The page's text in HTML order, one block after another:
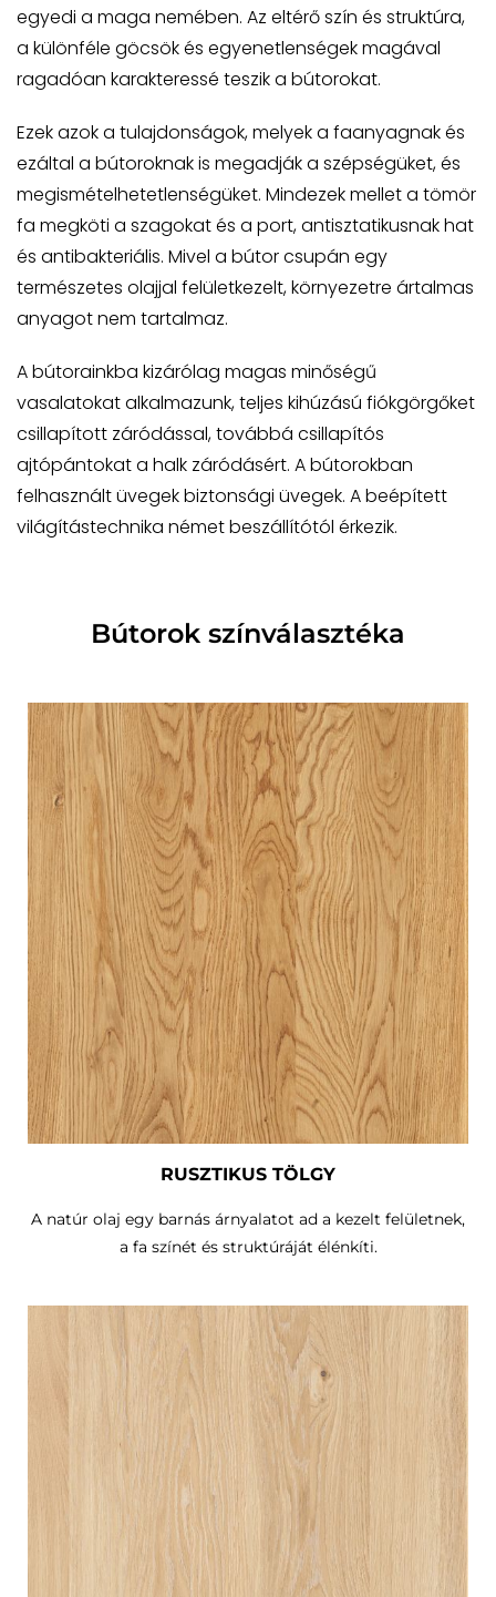
egyedi a maga nemében. Az eltérő szín és struktúra,
a különféle göcsök és egyenetlenségek magával
ragadóan karakteressé teszik a bútorokat.
Ezek azok a tulajdonságok, melyek a faanyagnak és
ezáltal a bútoroknak is megadják a szépségüket, és
megismételhetetlenségüket. Mindezek mellet a tömör
fa megköti a szagokat és a port, antisztatikusnak hat
és antibakteriális. Mivel a bútor csupán egy
természetes olajjal felületkezelt, környezetre ártalmas
anyagot nem tartalmaz.
A bútorainkba kizárólag magas minőségű
vasalatokat alkalmazunk, teljes kihúzású fiókgörgőket
csillapított záródással, továbbá csillapítós
ajtópántokat a halk záródásért. A bútorokban
felhasznált üvegek biztonsági üvegek. A beépített
világítástechnika német beszállítótól érkezik.
Bútorok színválasztéka
RUSZTIKUS TÖLGY
A natúr olaj egy barnás árnyalatot ad a kezelt felületnek,
a fa színét és struktúráját élénkíti.